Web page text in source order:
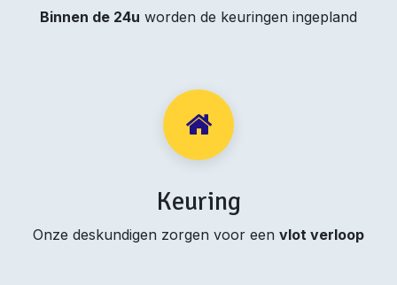
Binnen de 24u worden de keuringen ingepland
Keuring
Onze deskundigen zorgen voor een vlot verloop